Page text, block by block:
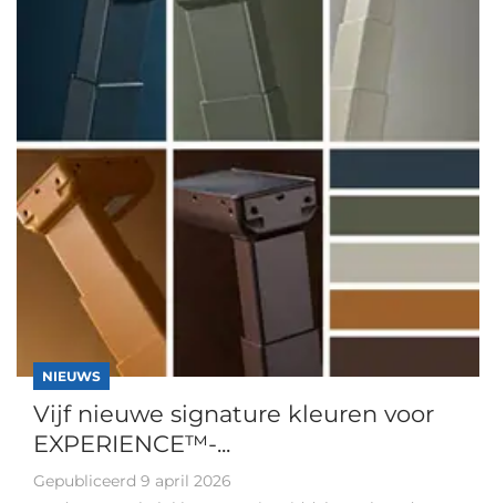
NIEUWS
Vijf nieuwe signature kleuren voor
EXPERIENCE™-...
Gepubliceerd 9 april 2026